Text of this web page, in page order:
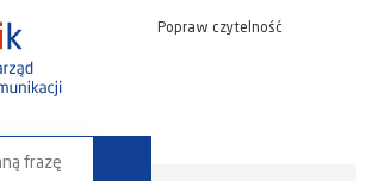
Popraw czytelność